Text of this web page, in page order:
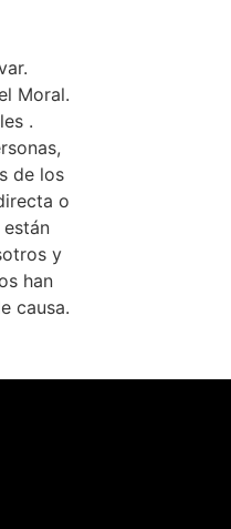
Moral.
.
de los
o
y
han
causa.